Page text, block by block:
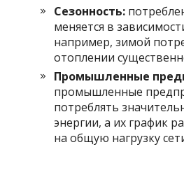
Сезонность:
меняется в
например, зимой
отоплении
Промышленные
промышленные
потреблять
энергии, а их график
на общую нагрузку